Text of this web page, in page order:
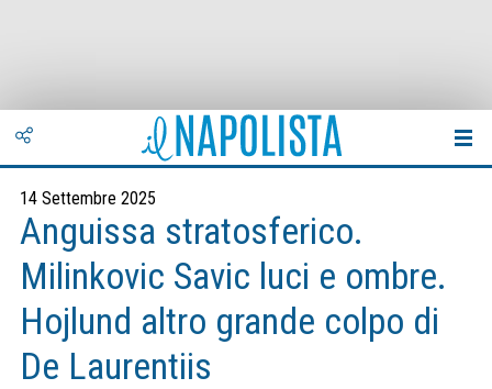
14 Settembre 2025
Anguissa stratosferico.
Milinkovic Savic luci e ombre.
Hojlund altro grande colpo di
De Laurentiis